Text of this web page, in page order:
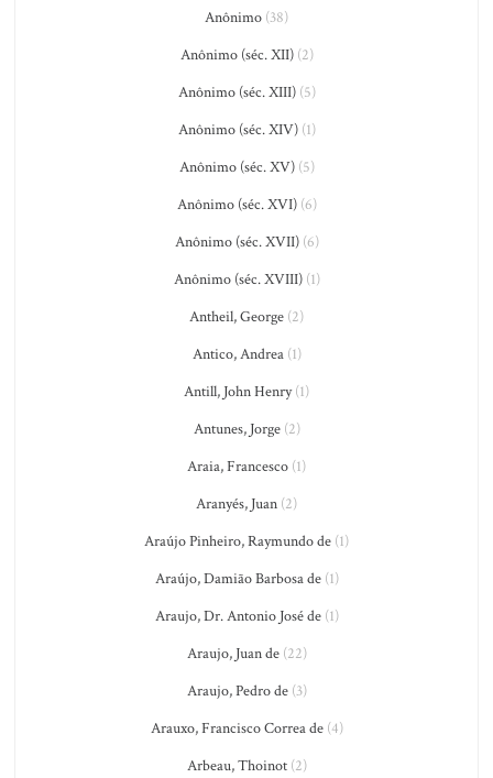
Anônimo (38)
Anônimo (séc. XII)(2)
Anônimo (séc. XIII)(5)
Anônimo (séc. XIV)(1)
Anônimo (séc. XV)(5)
Anônimo (séc. XVI)(6)
Anônimo (séc. XVII)(6)
Anônimo (séc. XVIII)(1)
Antheil, George (2)
Antico, Andrea(1)
Antill, John Henry(1)
Antunes, Jorge(2)
Araia, Francesco (1)
Aranyés, Juan (2)
Araújo Pinheiro, Raymundo de (1)
Araújo, Damião Barbosa de(1)
Araujo, Dr. Antonio José de(1)
Araujo, Juan de(22)
Araujo, Pedro de(3)
Arauxo, Francisco Correa de(4)
Arbeau, Thoinot(2)